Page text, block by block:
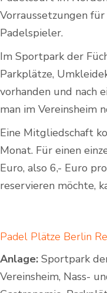
Vorraussetzungen
Padelspieler.
Im Sportpark der
Parkplätze,
vorhanden und nach
man im Vereinsheim
Eine Mitgliedschaft
Monat. Für einen
Euro, also 6,- Euro
reservieren möchte,
Padel Plätze Berlin
Anlage: Sportpark
Vereinsheim, Nass-